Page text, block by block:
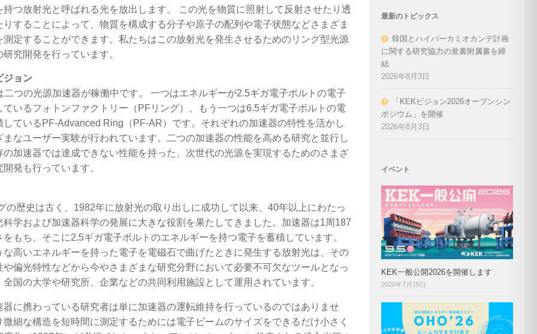
持つ放射光と呼ばれる光を放出します。 この光を物質に照射して反射させたり透
りすることによって、物質を構成する分子や原子の配列や電子状態などさまざま
測定することができます。私たちはこの放射光を発生させるためのリング型光源
究開発を行っています。
ジョン
二つの光源加速器が稼働中です。 一つはエネルギーが2.5ギガ電子ボルトの電子
ているフォトンファクトリー（PFリング）、もう一つは6.5ギガ電子ボルトの電
しているPF-Advanced Ring（PF-AR）です。それぞれの加速器の特性を活かし
まなユーザー実験が行われています。二つの加速器の性能を高める研究と並行し
の加速器では達成できない性能を持った、次世代の光源を実現するためのさまざ
発も行っています。
の歴史は古く、1982年に放射光の取り出しに成功して以来、40年以上にわたっ
科学および加速器科学の発展に大きな役割を果たしてきました。加速器は1周187
をもち、そこに2.5ギガ電子ボルトのエネルギーを持つ電子を蓄積しています。
な高いエネルギーを持った電子を電磁石で曲げたときに発生する放射光は、その
や偏光特性などから今やさまざまな研究分野において必要不可欠なツールとなっ
全国の大学や研究所、企業などの共同利用施設として運用されています。
器に携わっている研究者は単に加速器の運転維持を行っているのではありませ
微細な構造を短時間に測定するためには電子ビームのサイズをできるだけ小さく
最新のトピックス
韓国とハイパーカミオカンデ計画
に関する研究協力の覚書附属書を締
結
2026年8月3日
「KEKビジョン2026オープンシン
ポジウム」を開催
2026年8月3日
イベント
KEK一般公開2026を開催します
2026年7月15日